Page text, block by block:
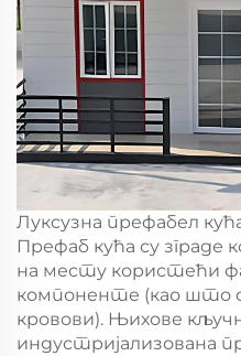
Луксузна префабел
Префаб кућа су зграде
на месту користећи
компоненте (као што
кровови). Њихове
индустријализована